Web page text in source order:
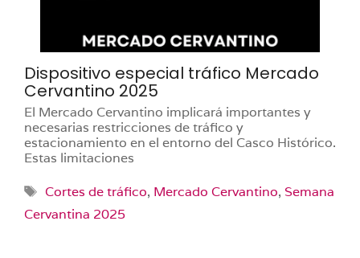
Dispositivo especial tráfico Mercado
Cervantino 2025
El Mercado Cervantino implicará importantes y
necesarias restricciones de tráfico y
estacionamiento en el entorno del Casco Histórico.
Estas limitaciones
Etiquetas
Cortes de tráfico, Mercado Cervantino, Semana
Cervantina 2025